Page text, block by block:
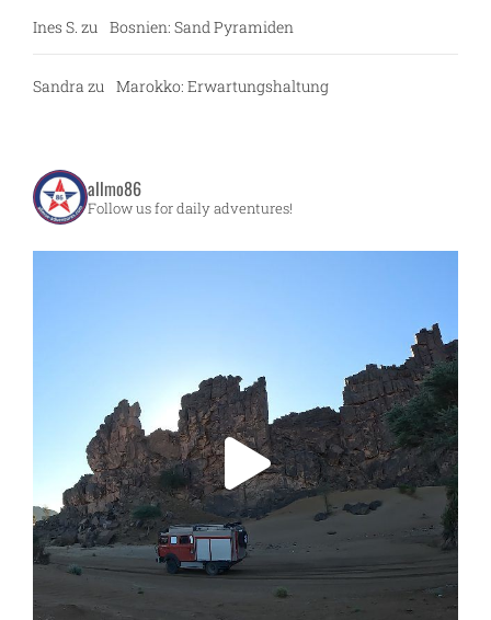
Ines S. zu Bosnien: Sand Pyramiden
Sandra zu Marokko: Erwartungshaltung
allmo86
Follow us for daily adventures!